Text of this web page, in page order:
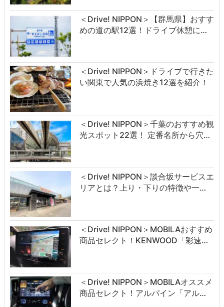
＜Drive! NIPPON＞【群馬県】おすす
めの道の駅12選！ドライブ休憩に…
＜Drive! NIPPON＞ドライブで行きた
い関東で人気の浜焼き12選を紹介！
＜Drive! NIPPON＞千葉のおすすめ観
光スポット22選！ 定番名所から穴…
＜Drive! NIPPON＞談合坂サービスエ
リアとは？上り・下りの特徴や一…
＜Drive! NIPPON＞MOBILAおすすめ
商品セレクト！KENWOOD「彩速…
＜Drive! NIPPON＞MOBILAオススメ
商品セレクト！アルパイン「アル…